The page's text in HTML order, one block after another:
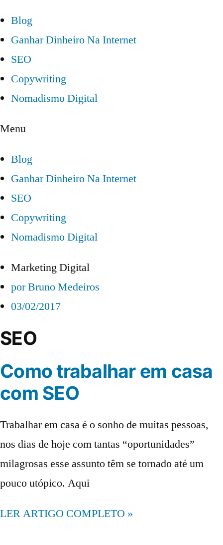
Blog
Ganhar Dinheiro Na Internet
SEO
Copywriting
Nomadismo Digital
Menu
Blog
Ganhar Dinheiro Na Internet
SEO
Copywriting
Nomadismo Digital
Marketing Digital
porBruno Medeiros
03/02/2017
SEO
Como trabalhar em casa
com SEO
Trabalhar em casa é o sonho de muitas pessoas,
nos dias de hoje com tantas “oportunidades”
milagrosas esse assunto têm se tornado até um
pouco utópico. Aqui
LER ARTIGO COMPLETO »